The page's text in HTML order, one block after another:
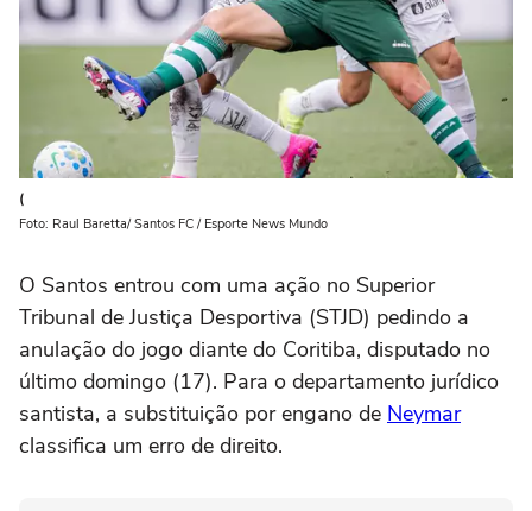
(
Foto: Raul Baretta/ Santos FC / Esporte News Mundo
O Santos entrou com uma ação no Superior
Tribunal de Justiça Desportiva (STJD) pedindo a
anulação do jogo diante do Coritiba, disputado no
último domingo (17). Para o departamento jurídico
santista, a substituição por engano de Neymar
classifica um erro de direito.